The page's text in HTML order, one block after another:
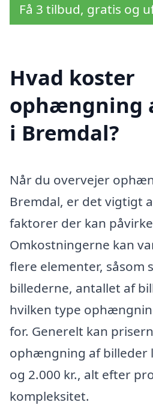
Få 3 tilbud, gratis og
Hvad koster
ophængning
i Bremdal?
Når du overvejer
Bremdal, er det vigtigt
faktorer der kan
Omkostningerne kan
flere elementer, såsom
billederne, antallet af
hvilken type
for. Generelt kan
ophængning af billeder
og 2.000 kr., alt efter
kompleksitet.